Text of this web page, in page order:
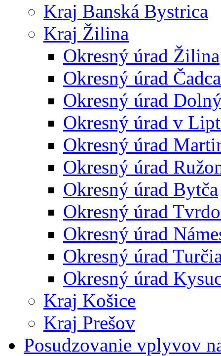
Kraj Banská Bystrica
Kraj Žilina
Okresný úrad Žilina
Okresný úrad Čadca
Okresný úrad
Okresný úrad v
Okresný úrad
Okresný úrad
Okresný úrad Bytča
Okresný úrad
Okresný úrad
Okresný úrad
Okresný úrad
Kraj Košice
Kraj Prešov
Posudzovanie vplyvov